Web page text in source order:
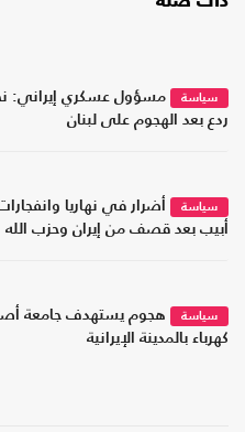
سياسة
مسؤول عسكري إيراني:
ردع بعد الهجوم على لبنان
سياسة
أضرار في نهاريا
أبيب بعد قصف من إيران وحزب الله
سياسة
هجوم يستهدف جامعة
كهرباء بالمدينة الإيرانية